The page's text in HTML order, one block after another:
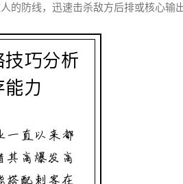
的防线，迅速击杀敌方后排或核心输出